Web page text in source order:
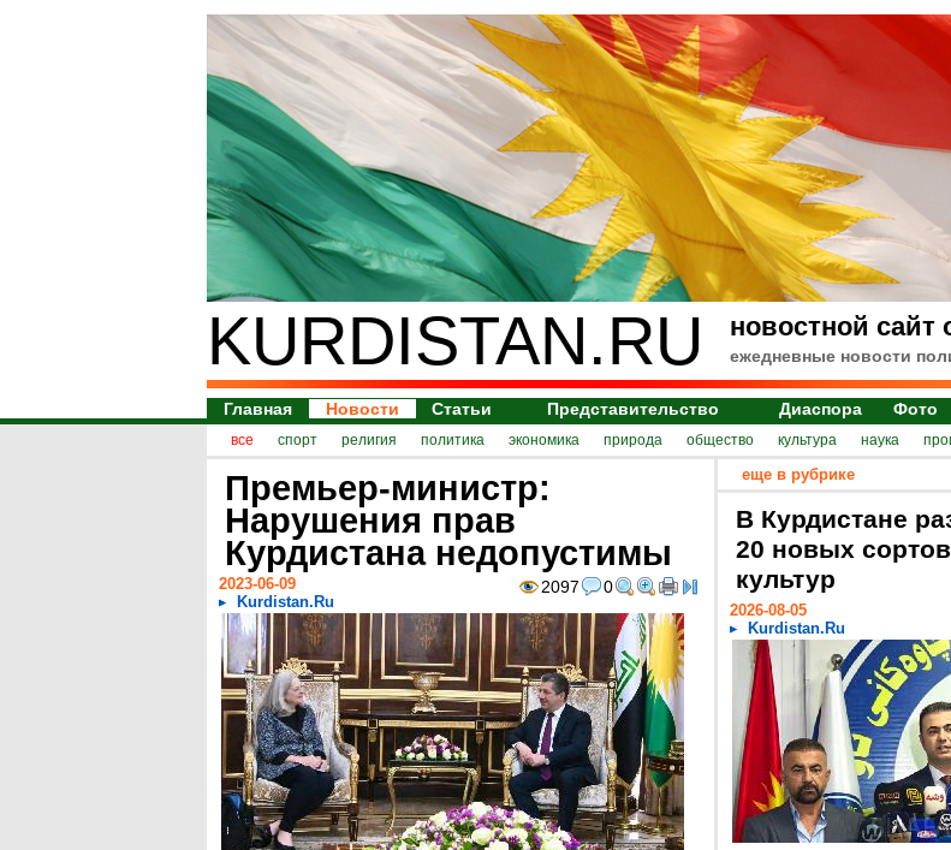
KURDISTAN.RU новостной сайт
ежедневные новости
Главная Новости Статьи Представительство Диаспора Фото
все спорт религия политика экономика природа общество культура наука
Премьер-министр:
Нарушения прав
Курдистана недопустимы
2097 0
2023-06-09
Kurdistan.Ru
еще в рубрике
В Курдистане
20 новых
культур
2026-08-05
Kurdistan.Ru